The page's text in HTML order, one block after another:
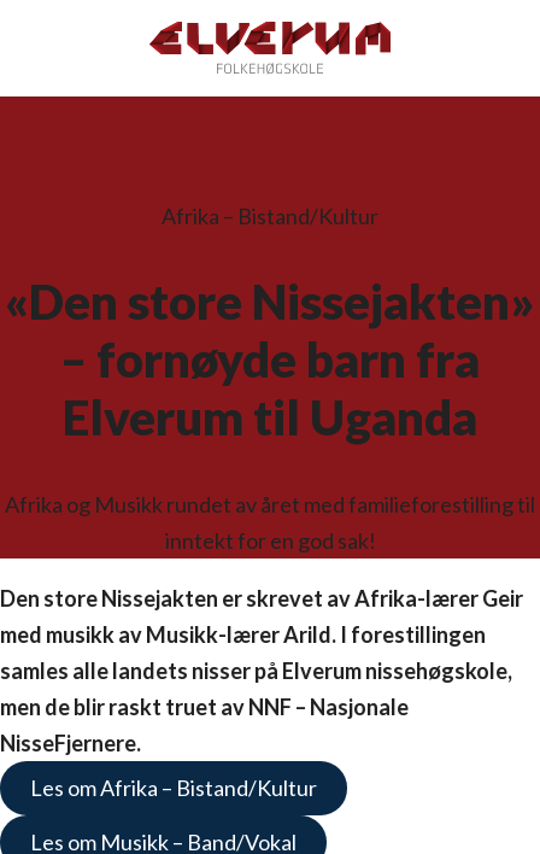
Afrika – Bistand/Kultur
«Den store Nissejakten»
– fornøyde barn fra
Elverum til Uganda
Afrika og Musikk rundet av året med familieforestilling til
inntekt for en god sak!
Den store Nissejakten er skrevet av Afrika-lærer Geir
med musikk av Musikk-lærer Arild. I forestillingen
samles alle landets nisser på Elverum nissehøgskole,
men de blir raskt truet av NNF – Nasjonale
NisseFjernere.
Les om Afrika – Bistand/Kultur
Les om Musikk – Band/Vokal